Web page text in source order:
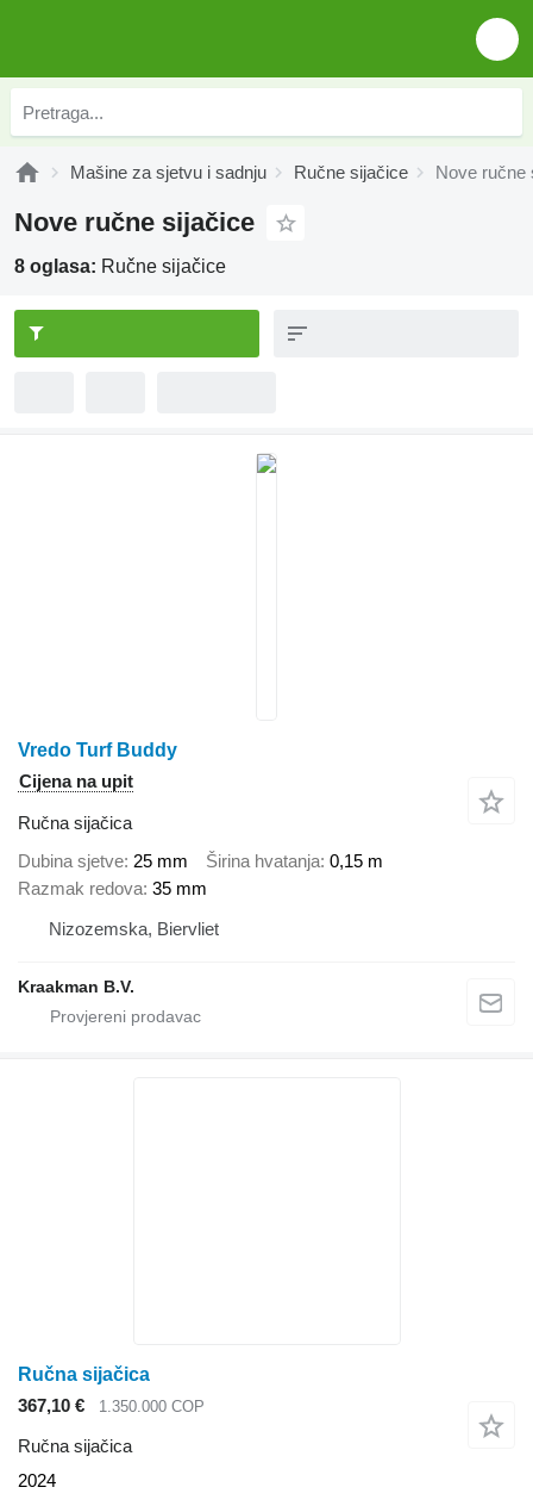
Mašine za sjetvu i sadnju Ručne sijačice Nove ručne
Nove ručne sijačice
8 oglasa: Ručne sijačice
Vredo Turf Buddy
Cijena na upit
Ručna sijačica
Dubina sjetve 25 mm Širina hvatanja 0,15 m
Razmak redova 35 mm
Nizozemska, Biervliet
Kraakman B.V.
Ručna sijačica
367,10 €
1.350.000 COP
Ručna sijačica
2024